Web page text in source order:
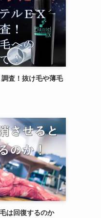
査！抜け毛や薄毛
は回復するのか